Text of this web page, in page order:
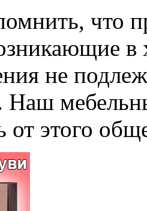
что
в
не
Наш
от этого